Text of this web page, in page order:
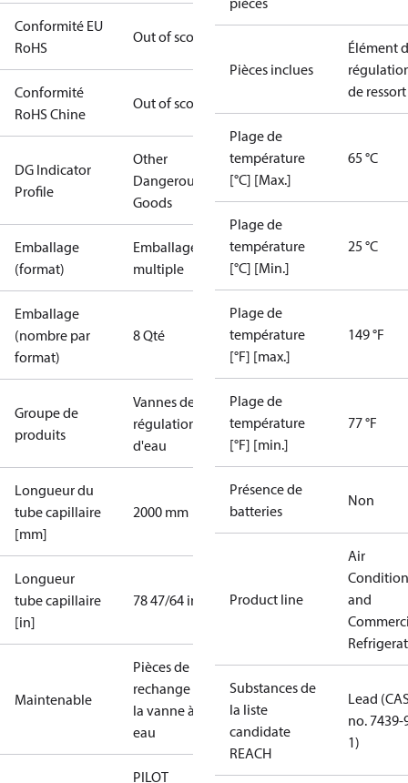
Conformité EU
RoHS
Out of scope
Conformité
RoHS Chine
Out of scope
DG Indicator
Profile
Other
Dangerous
Goods
Emballage
(format)
Emballage
multiple
Emballage
(nombre par
format)
8 Qté
Groupe de
produits
Vannes de
régulation
d'eau
Longueur du
tube capillaire
[mm]
2000 mm
Longueur
tube capillaire
[in]
78 47/64 in
Maintenable
Pièces de
rechange de
la vanne à
eau
PILOT
Pièces inclues
Élément
de ressort
Plage de
température
[°C] [Max.]
65 °C
Plage de
température
[°C] [Min.]
25 °C
Plage de
température
[°F] [max.]
149 °F
Plage de
température
[°F] [min.]
77 °F
Présence de
batteries
Non
Product line
Air
and
Substances de
la liste
candidate
REACH
Lead
no. 7439-
1)